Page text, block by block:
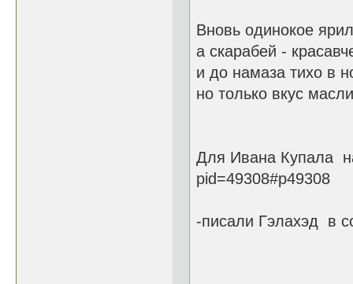
Вновь одинокое
а скарабей -
и до намаза тихо в
но только вкус
Для Ивана Купала
pid=49308#p49308
-писали Гэлахэд в